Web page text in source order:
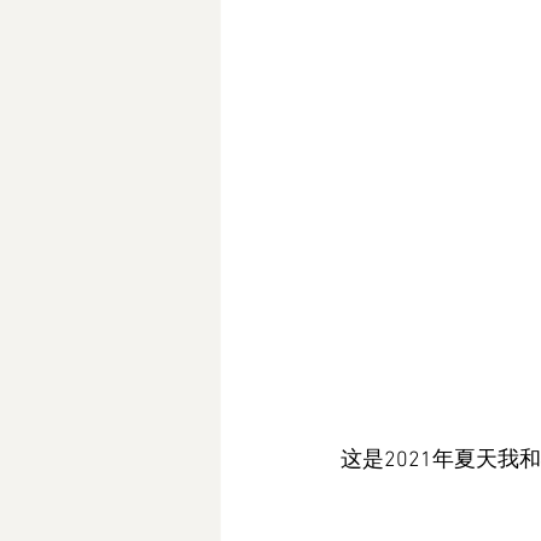
这是2021年夏天我